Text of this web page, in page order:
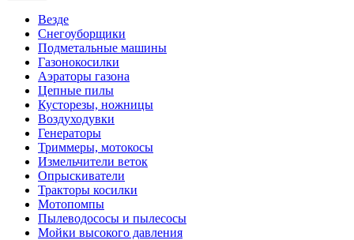
Везде
Снегоуборщики
Подметальные машины
Газонокосилки
Аэраторы газона
Цепные пилы
Кусторезы, ножницы
Воздуходувки
Генераторы
Триммеры, мотокосы
Измельчители веток
Опрыскиватели
Тракторы косилки
Мотопомпы
Пылеводососы и пылесосы
Мойки высокого давления